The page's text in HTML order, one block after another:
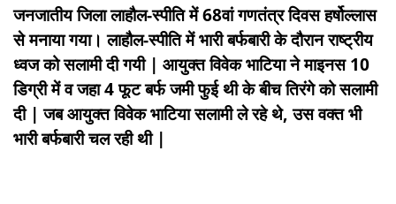
जनजातीय जिला लाहौल-स्पीति में 68वां गणतंत्र दिवस हर्षोल्लास
से मनाया गया। लाहौल-स्पीति में भारी बर्फबारी के दौरान राष्ट्रीय
ध्वज को सलामी दी गयी | आयुक्त विवेक भाटिया ने माइनस 10
डिग्री में व जहा 4 फूट बर्फ जमी फुई थी के बीच तिरंगे को सलामी
दी | जब आयुक्त विवेक भाटिया सलामी ले रहे थे, उस वक्त भी
भारी बर्फबारी चल रही थी |